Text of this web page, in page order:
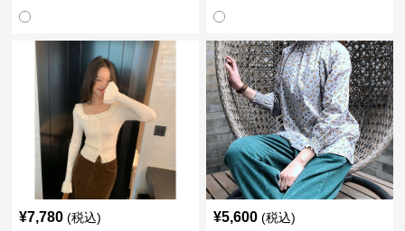
¥7,780 (税込) ¥5,600 (税込)